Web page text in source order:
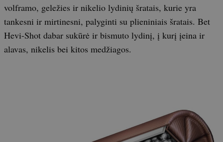
volframo, geležies ir nikelio lydinių šratais, kurie yra
tankesni ir mirtinesni, palyginti su plieniniais šratais. Bet
Hevi-Shot dabar sukūrė ir bismuto lydinį, į kurį įeina ir
alavas, nikelis bei kitos medžiagos.